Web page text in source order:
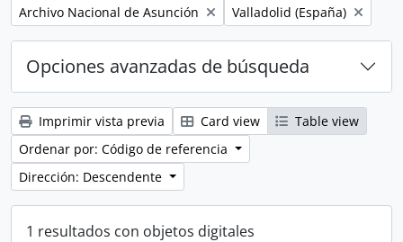
Remove filter:
Archivo Nacional de Asunción Remove filter:
Valladolid (España)
Opciones avanzadas de búsqueda
Imprimir vista previa Card view
Table view
Ordenar por: Código de referencia
Dirección: Descendente
1 resultados con objetos digitales